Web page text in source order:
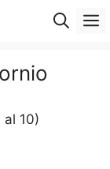
al 10)